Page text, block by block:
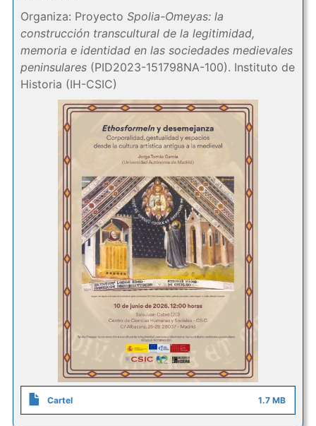
Organiza: Proyecto Spolia-Omeyas: la
construcción transcultural de la legitimidad,
memoria e identidad en las sociedades medievales
peninsulares(PID2023-151798NA-100). Instituto de
Historia (IH-CSIC)
Cartel 1.7 MB